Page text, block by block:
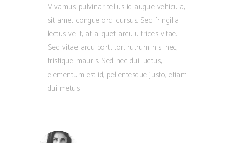
Vivamus pulvinar tellus id augue vehicula,
sit amet congue orci cursus. Sed fringilla
lectus velit, at aliquet arcu ultrices vitae.
Sed vitae arcu porttitor, rutrum nisl nec,
tristique mauris. Sed nec dui luctus,
elementum est id, pellentesque justo, etiam
dui metus.